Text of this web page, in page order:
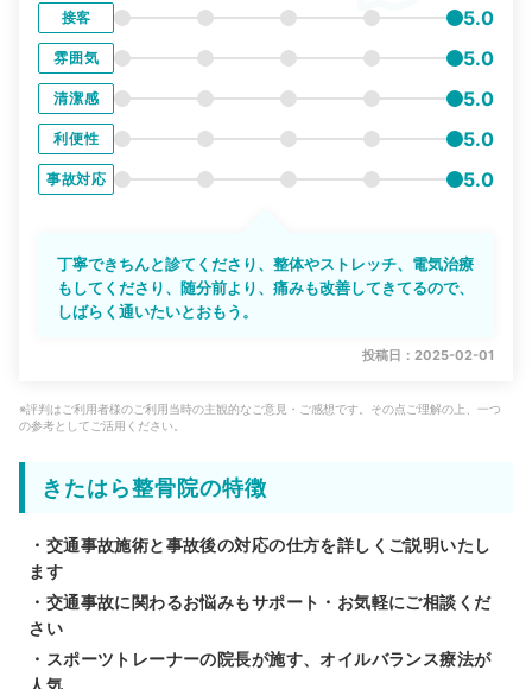
接客 5.0
雰囲気 5.0
清潔感 5.0
利便性 5.0
事故対応 5.0
丁寧できちんと診てくださり、整体やストレッチ、電気治療
もしてくださり、随分前より、痛みも改善してきてるので、
しばらく通いたいとおもう。
投稿日：2025-02-01
※評判はご利用者様のご利用当時の主観的なご意見・ご感想です。その点ご理解の上、一つ
の参考としてご活用ください。
きたはら整骨院の特徴
・交通事故施術と事故後の対応の仕方を詳しくご説明いたし
ます
・交通事故に関わるお悩みもサポート・お気軽にご相談くだ
さい
・スポーツトレーナーの院長が施す、オイルバランス療法が
人気